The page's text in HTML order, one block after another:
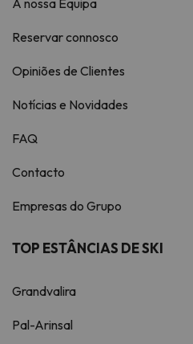
A nossa Equipa
Reservar connosco
Opiniões de Clientes
Notícias e Novidades
FAQ
Contacto
Empresas do Grupo
TOP ESTÂNCIAS DE SKI
Grandvalira
Pal-Arinsal